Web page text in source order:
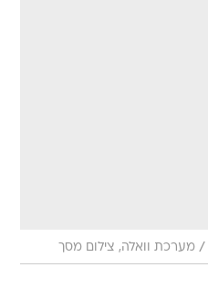
/ מערכת וואלה, צילום מסך